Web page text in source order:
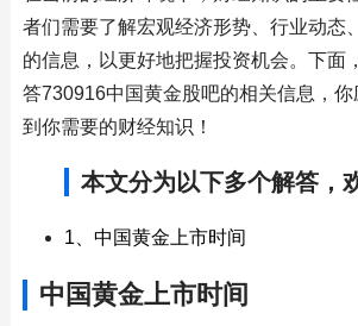
者们需要了解宏观经济形势、行业动态
的信息，以更好地把握投资机会。下面
答730916中国黄金股吧的相关信息，
到你需要的财经知识！
本文分为以下多个解答，
1、中国黄金上市时间
中国黄金上市时间